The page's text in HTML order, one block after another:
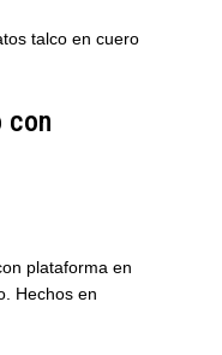
talco en cuero
con
plataforma en
Hechos en